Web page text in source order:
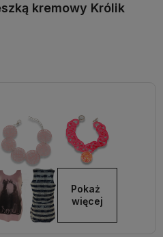
kremowy Królik
Pokaż
więcej